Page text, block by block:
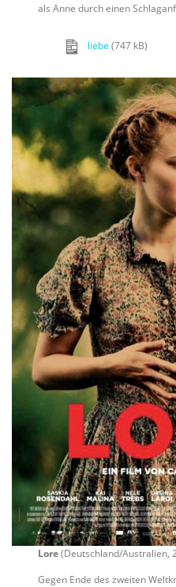
als Anne durch einen
liebe (747 kB)
Lore(Deutschland/Australien,
Gegen Ende des zweiten